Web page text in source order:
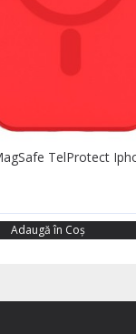
TelProtect
Adaugă în Coş